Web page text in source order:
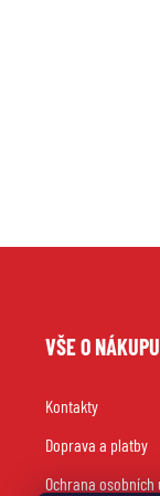
VŠE O NÁKUPU
Kontakty
Doprava a platby
Ochrana osobních